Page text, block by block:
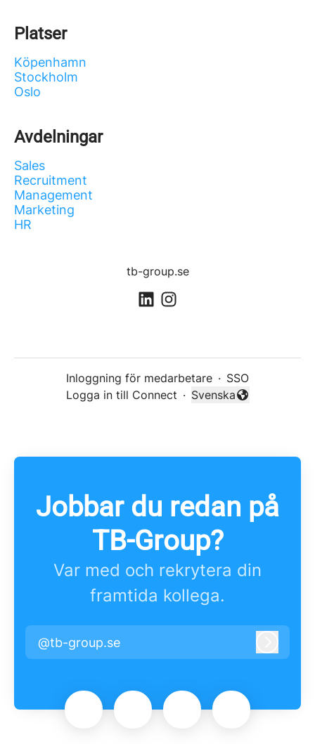
Platser
Köpenhamn
Stockholm
Oslo
Avdelningar
Sales
Recruitment
Management
Marketing
HR
tb-group.se
Inloggning för medarbetare · SSO
Logga in till Connect ·
Byt språk
Svenska
Jobbar du redan på
TB-Group?
Var med och rekrytera din
framtida kollega.
@tb-group.se